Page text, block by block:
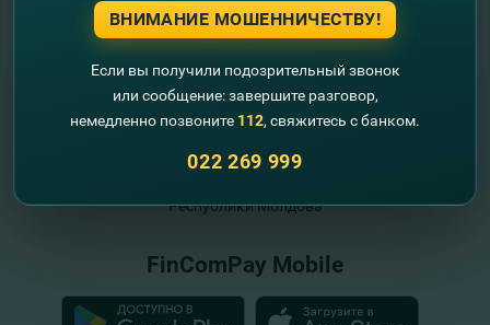
"FinComBank" S.A. является членом
Республики Молдова
FinComPay Mobile
ВНИМАНИЕ МОШЕННИЧЕСТВУ!
Если вы получили подозрительный звонок
или сообщение: завершите разговор,
немедленно позвоните 112, свяжитесь с банком.
022 269 999